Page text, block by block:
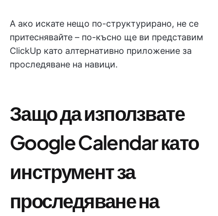
А ако искате нещо по-структурирано, не се
притеснявайте – по-късно ще ви представим
ClickUp като алтернативно приложение за
проследяване на навици.
Защо да използвате
Google Calendar като
инструмент за
проследяване на